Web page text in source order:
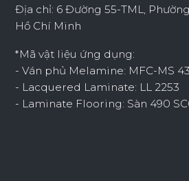
Địa chỉ: 6 Đường 55-TML,
Hồ Chí Minh
*Mã vật liệu ứng dụng:
- Ván phủ Melamine: MFC-MS
- Lacquered Laminate: LL 2253
- Laminate Flooring: Sàn 490